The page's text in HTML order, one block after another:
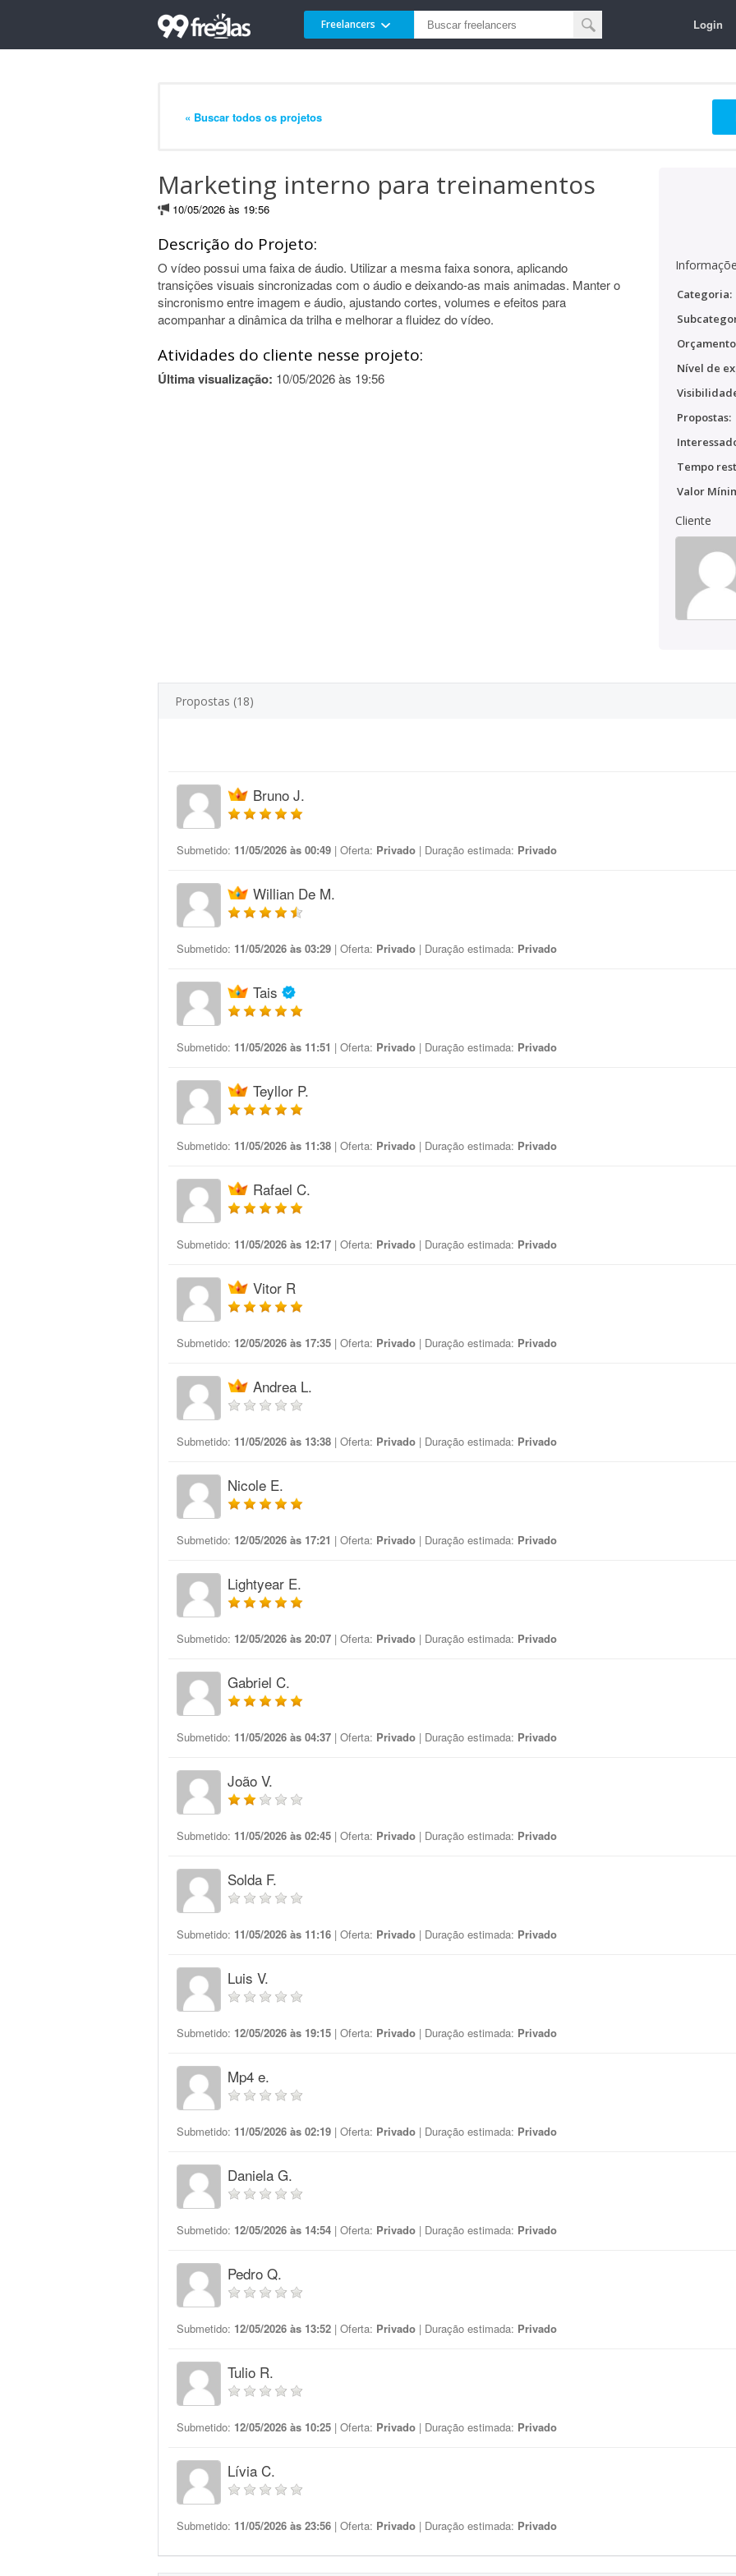
Freelancers Login
« Buscar todos os projetos
Marketing interno para treinamentos
10/05/2026 às 19:56
Descrição do Projeto:
O vídeo possui uma faixa de áudio. Utilizar a mesma faixa sonora, aplicando
transições visuais sincronizadas com o áudio e deixando-as mais animadas. Manter o
sincronismo entre imagem e áudio, ajustando cortes, volumes e efeitos para
acompanhar a dinâmica da trilha e melhorar a fluidez do vídeo.
Atividades do cliente nesse projeto:
Última visualização: 10/05/2026 às 19:56
Categoria:
Nível de
Propostas:
Tempo
Valor
Cliente
Propostas (18)
Bruno J.
Submetido: 11/05/2026 às 00:49 | Oferta: Privado | Duração estimada: Privado
Willian De M.
Submetido: 11/05/2026 às 03:29 | Oferta: Privado | Duração estimada: Privado
Tais
Submetido: 11/05/2026 às 11:51 | Oferta: Privado | Duração estimada: Privado
Teyllor P.
Submetido: 11/05/2026 às 11:38 | Oferta: Privado | Duração estimada: Privado
Rafael C.
Submetido: 11/05/2026 às 12:17 | Oferta: Privado | Duração estimada: Privado
Vitor R
Submetido: 12/05/2026 às 17:35 | Oferta: Privado | Duração estimada: Privado
Andrea L.
Submetido: 11/05/2026 às 13:38 | Oferta: Privado | Duração estimada: Privado
Nicole E.
Submetido: 12/05/2026 às 17:21 | Oferta: Privado | Duração estimada: Privado
Lightyear E.
Submetido: 12/05/2026 às 20:07 | Oferta: Privado | Duração estimada: Privado
Gabriel C.
Submetido: 11/05/2026 às 04:37 | Oferta: Privado | Duração estimada: Privado
João V.
Submetido: 11/05/2026 às 02:45 | Oferta: Privado | Duração estimada: Privado
Solda F.
Submetido: 11/05/2026 às 11:16 | Oferta: Privado | Duração estimada: Privado
Luis V.
Submetido: 12/05/2026 às 19:15 | Oferta: Privado | Duração estimada: Privado
Mp4 e.
Submetido: 11/05/2026 às 02:19 | Oferta: Privado | Duração estimada: Privado
Daniela G.
Submetido: 12/05/2026 às 14:54 | Oferta: Privado | Duração estimada: Privado
Pedro Q.
Submetido: 12/05/2026 às 13:52 | Oferta: Privado | Duração estimada: Privado
Tulio R.
Submetido: 12/05/2026 às 10:25 | Oferta: Privado | Duração estimada: Privado
Lívia C.
Submetido: 11/05/2026 às 23:56 | Oferta: Privado | Duração estimada: Privado